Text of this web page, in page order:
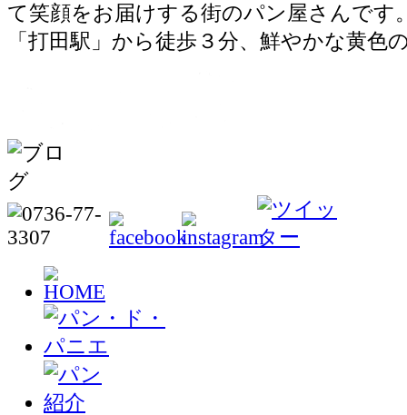
て笑顔をお届けする街のパン屋さんです
「打田駅」から徒歩３分、鮮やかな黄色